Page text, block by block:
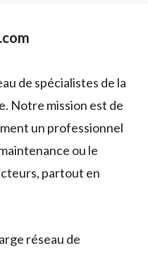
de spécialistes de la
Notre mission est de
un professionnel
ou le
partout en
réseau de